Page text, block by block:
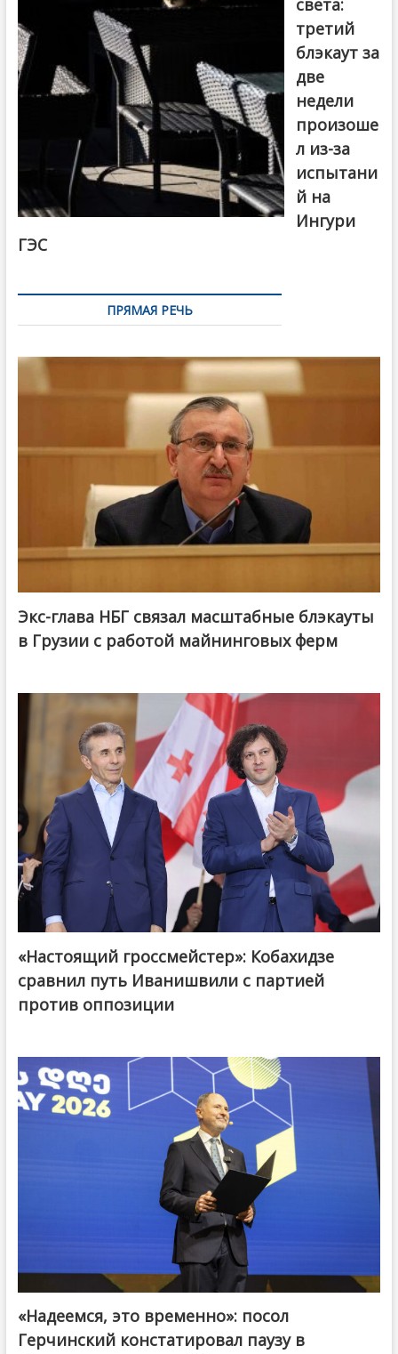
света:
третий
блэкаут за
две
недели
произоше
л из-за
испытани
й на
Ингури
ГЭС
ПРЯМАЯ РЕЧЬ
Экс-глава НБГ связал масштабные блэкауты
в Грузии с работой майнинговых ферм
@ქართული ოცნება / Georgian Dream
«Настоящий гроссмейстер»: Кобахидзе
сравнил путь Иванишвили с партией
против оппозиции
«Надеемся, это временно»: посол
Герчинский констатировал паузу в